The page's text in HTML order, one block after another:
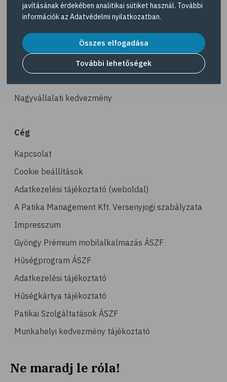
# vérnyomás
# recept
# kávé
# gasztronómia
# megfázás
# influenza
# orrfolyás
# C-vitamin
# immunrendszer
# emésztőrendszer
# emésztési zavarok
# puffadás
# orrdugulás
# magnézium
# stresszcsökkentés
Navigáció
Dermokozmetikumok
Gyöngy Patika Magazin
Nagyvállalati kedvezmény
Cég
Kapcsolat
Cookie beállítások
Adatkezelési tájékoztató (weboldal)
A Patika Management Kft. Versenyjogi szabályzata
Impresszum
Gyöngy Prémium mobilalkalmazás ÁSZF
Hűségprogram ÁSZF
Adatkezelési tájékoztató
Hűségkártya tájékoztató
Patikai Szolgáltatások ÁSZF
Munkahelyi kedvezmény tájékoztató
Ne maradj le róla!
javításának érdekében analitikai sütiket használ. További
információk az Adatvédelmi nyilatkozatban.
Összes elfogadása
További lehetőségek